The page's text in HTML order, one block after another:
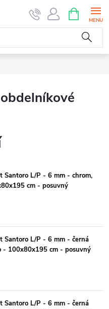
NÁKUPNÍ
KOŠÍK
Santoro L/P - 6 mm - chrom,
cm - posuvný
Santoro L/P - 6 mm - černá
- 100x80x195 cm - posuvný
Santoro L/P - 6 mm - černá